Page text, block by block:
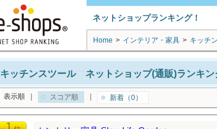
ネットショップランキング！
Home > インテリア・家具 > キッチ
キッチンスツール ネットショップ(通販)ランキン
表示順 スコア順 新着（0）